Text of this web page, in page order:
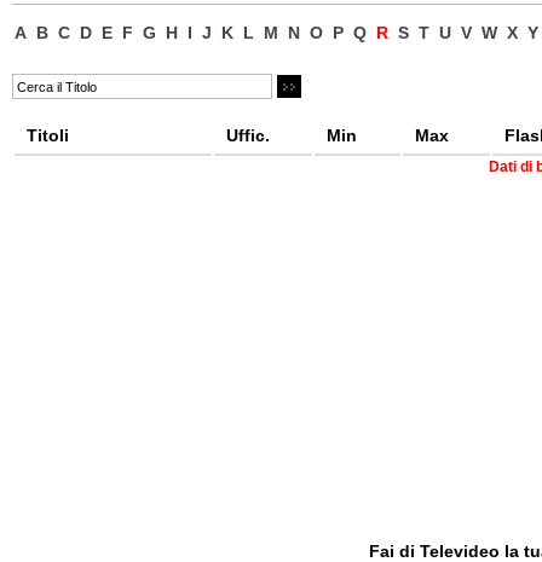
A B C D E F G H I J K L M N O P Q R S T U V W X Y
Titoli Uffic. Min Max
Dati di
Fai di Televideo la